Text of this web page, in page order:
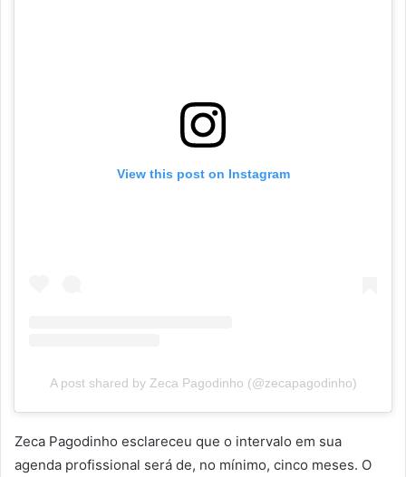
View this post on Instagram
A post shared by Zeca Pagodinho (@zecapagodinho)
Zeca Pagodinho esclareceu que o intervalo em sua
agenda profissional será de, no mínimo, cinco meses. O